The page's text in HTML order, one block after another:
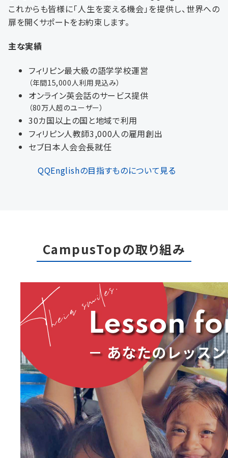
これからも皆様に「人生を変える機会」を提供し、世界への
扉を開くサポートをお約束します。
主な実績
フィリピン最大級の語学学校運営
（年間15,000人利用見込み）
オンライン英会話のサービス提供
（80万人超のユーザー）
30カ国以上の国と地域で利用
フィリピン人教師3,000人の雇用創出
セブ日本人会会長就任
QQEnglishの目指すものについて見る
CampusTopの取り組み